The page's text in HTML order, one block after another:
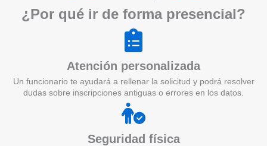
¿Por qué ir de formapresencial?
Atención personalizada
Un funcionario te ayudará a rellenar la solicitud y podrá resolver
dudas sobre inscripciones antiguas o errores en los datos.
Seguridad física